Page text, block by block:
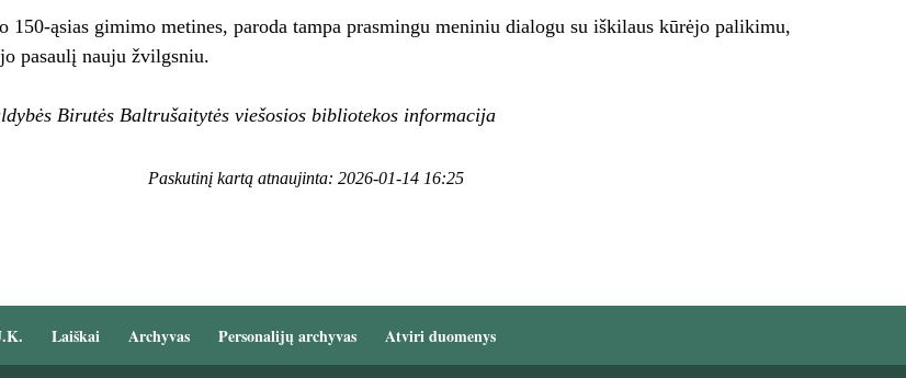
ąsias gimimo metines, paroda tampa prasmingu meniniu dialogu su iškilaus kūrėjo palikimu,
pasaulį nauju žvilgsniu.
Birutės Baltrušaitytės viešosios bibliotekos informacija
Paskutinį kartą atnaujinta: 2026-01-14 16:25
Laiškai Archyvas Personalijų archyvas Atviri duomenys